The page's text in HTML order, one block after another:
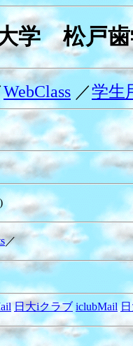
学 松戸
WebClass ／学生
／
日大iクラブ iclubMail